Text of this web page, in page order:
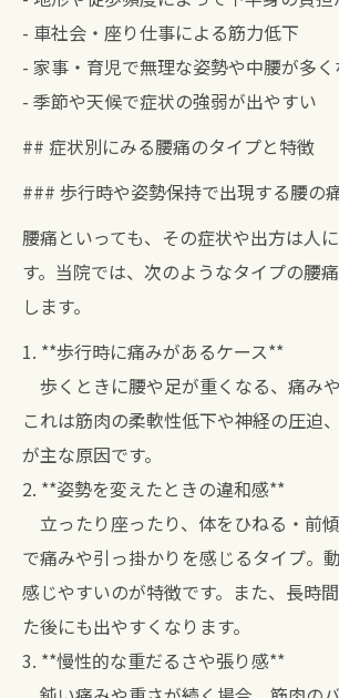
- 車社会・座り仕事による筋力低下
- 家事・育児で無理な姿勢や中腰が多く
- 季節や天候で症状の強弱が出やすい
## 症状別にみる腰痛のタイプと特徴
### 歩行時や姿勢保持で出現する腰の
腰痛といっても、その症状や出方は人
す。当院では、次のようなタイプの腰
します。
1. **歩行時に痛みがあるケース**
歩くときに腰や足が重くなる、痛み
これは筋肉の柔軟性低下や神経の圧迫
が主な原因です。
2. **姿勢を変えたときの違和感**
立ったり座ったり、体をひねる・前
で痛みや引っ掛かりを感じるタイプ。
感じやすいのが特徴です。また、長時
た後にも出やすくなります。
3. **慢性的な重だるさや張り感**